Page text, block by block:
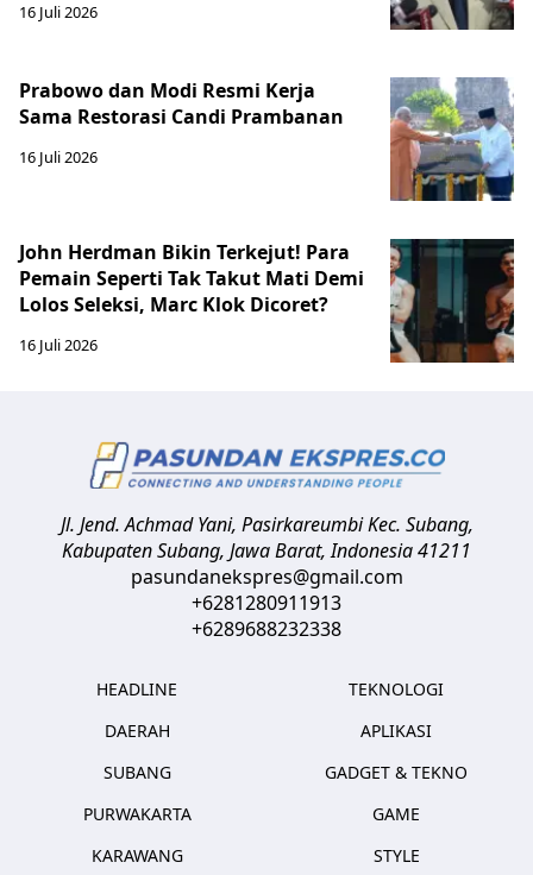
16 Juli 2026
Prabowo dan Modi Resmi Kerja
Sama Restorasi Candi Prambanan
16 Juli 2026
John Herdman Bikin Terkejut! Para
Pemain Seperti Tak Takut Mati Demi
Lolos Seleksi, Marc Klok Dicoret?
16 Juli 2026
Jl. Jend. Achmad Yani, Pasirkareumbi Kec. Subang,
Kabupaten Subang, Jawa Barat,Indonesia41211
pasundanekspres@gmail.com
+6281280911913
+6289688232338
HEADLINE
DAERAH
SUBANG
PURWAKARTA
KARAWANG
TEKNOLOGI
APLIKASI
GADGET & TEKNO
GAME
STYLE